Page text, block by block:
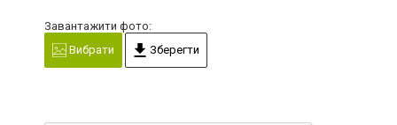
Завантажити фото:
Вибрати
Зберегти